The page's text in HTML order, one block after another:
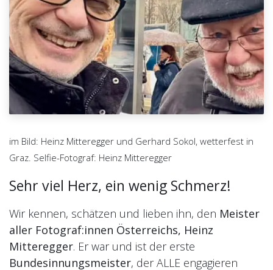
im Bild: Heinz Mitteregger und Gerhard Sokol, wetterfest in
Graz. Selfie-Fotograf: Heinz Mitteregger
Sehr viel Herz, ein wenig Schmerz!
Wir kennen, schätzen und lieben ihn, den Meister
aller Fotograf:innen Österreichs, Heinz
Mitteregger. Er war und ist der erste
Bundesinnungsmeister, der ALLE engagieren